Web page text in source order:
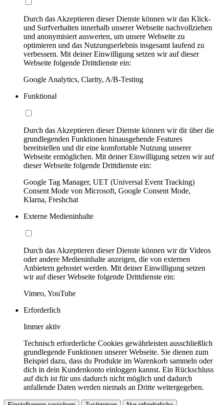
Durch das Akzeptieren dieser Dienste können wir das Klick-
und Surfverhalten innerhalb unserer Webseite nachvollziehen
und anonymisiert auswerten, um unsere Webseite zu
optimieren und das Nutzungserlebnis insgesamt laufend zu
verbessern. Mit deiner Einwilligung setzen wir auf dieser
Webseite folgende Drittdienste ein:
Google Analytics, Clarity, A/B-Testing
Funktional
Durch das Akzeptieren dieser Dienste können wir dir über die
grundlegenden Funktionen hinausgehende Features
bereitstellen und dir eine komfortable Nutzung unserer
Webseite ermöglichen. Mit deiner Einwilligung setzen wir auf
dieser Webseite folgende Drittdienste ein:
Google Tag Manager, UET (Universal Event Tracking)
Consent Mode von Microsoft, Google Consent Mode,
Klarna, Freshchat
Externe Medieninhalte
Durch das Akzeptieren dieser Dienste können wir dir Videos
oder andere Medieninhalte anzeigen, die von externen
Anbietern gehostet werden. Mit deiner Einwilligung setzen
wir auf dieser Webseite folgende Drittdienste ein:
Vimeo, YouTube
Erforderlich
Immer aktiv
Technisch erforderliche Cookies gewährleisten ausschließlich
grundlegende Funktionen unserer Webseite. Sie dienen zum
Beispiel dazu, dass du Produkte im Warenkorb sammeln oder
dich in dein Kundenkonto einloggen kannst. Ein Rückschluss
auf dich ist für uns dadurch nicht möglich und dadurch
anfallende Daten werden niemals an Dritte weitergegeben.